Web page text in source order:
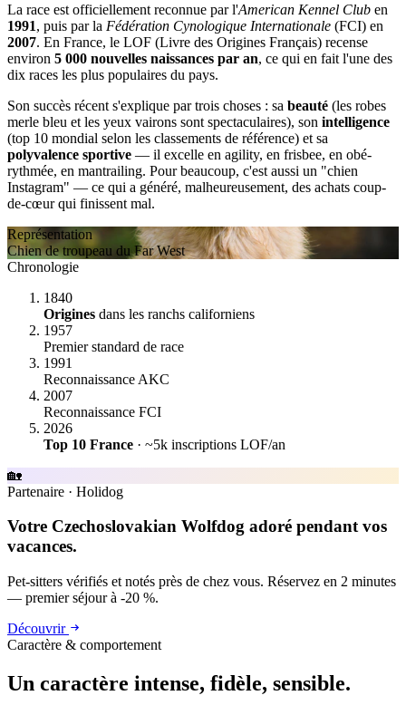
La race est officiellement reconnue par l'American Kennel Club en
1991, puis par la Fédération Cynologique Internationale (FCI) en
2007. En France, le LOF (Livre des Origines Français) recense
environ 5 000 nouvelles naissances par an, ce qui en fait l'une des
dix races les plus populaires du pays.
Son succès récent s'explique par trois choses : sa beauté (les robes
merle bleu et les yeux vairons sont spectaculaires), son intelligence
(top 10 mondial selon les classements de référence) et sa
polyvalence sportive — il excelle en agility, en frisbee, en obé-
rythmée, en mantrailing. Pour beaucoup, c'est aussi un "chien
Instagram" — ce qui a généré, malheureusement, des achats coup-
de-cœur qui finissent mal.
Représentation
Chien de troupeau du Far West
Chronologie
1840
Origines dans les ranchs californiens
1957
Premier standard de race
1991
Reconnaissance AKC
2007
Reconnaissance FCI
2026
Top 10 France · ~5k inscriptions LOF/an
🏡
Partenaire · Holidog
Votre Czechoslovakian Wolfdog adoré pendant vos
vacances.
Pet-sitters vérifiés et notés près de chez vous. Réservez en 2 minutes
— premier séjour à -20 %.
Découvrir
Caractère & comportement
Un caractère intense, fidèle, sensible.